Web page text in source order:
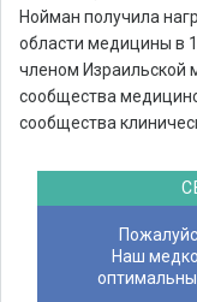
Нойман получила
области медицины в
членом Израильской
сообщества
сообщества
Наш